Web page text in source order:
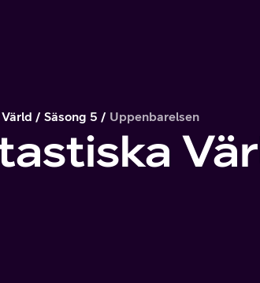
Säsong 5 Uppenbarelsen